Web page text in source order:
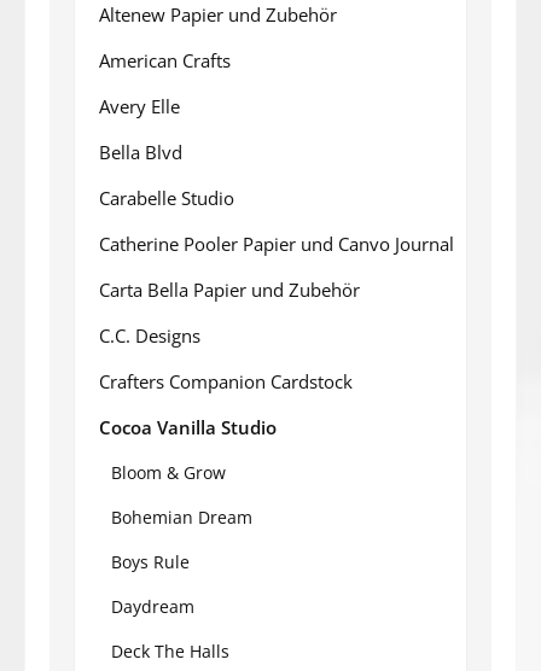
Altenew Papier und Zubehör
American Crafts
Avery Elle
Bella Blvd
Carabelle Studio
Catherine Pooler Papier und Canvo Journal
Carta Bella Papier und Zubehör
C.C. Designs
Crafters Companion Cardstock
Cocoa Vanilla Studio
Bloom & Grow
Bohemian Dream
Boys Rule
Daydream
Deck The Halls